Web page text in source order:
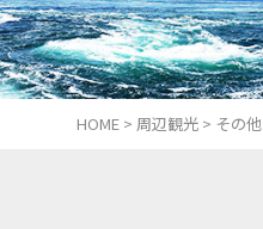
HOME > 周辺観光 > その他